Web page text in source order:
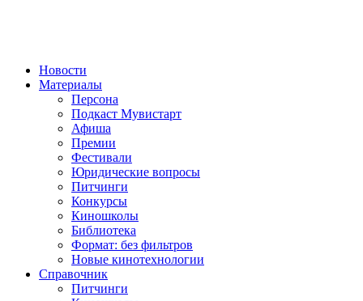
Новости
Материалы
Персона
Подкаст Мувистарт
Афиша
Премии
Фестивали
Юридические вопросы
Питчинги
Конкурсы
Киношколы
Библиотека
Формат: без фильтров
Новые кинотехнологии
Справочник
Питчинги